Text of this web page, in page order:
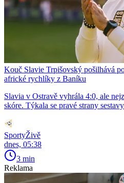
Kouč Slavie Trpišovský pošilhává
africké rychlíky z Baníku
Slavia v Ostravě vyhrála 4:0, ale
skóre. Týkala se pravé strany
SportyŽivě
dnes, 05:38
3 min
Reklama